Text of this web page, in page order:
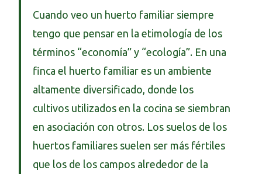
Cuando veo un huerto familiar siempre
tengo que pensar en la etimología de los
términos “economía” y “ecología”. En una
finca el huerto familiar es un ambiente
altamente diversificado, donde los
cultivos utilizados en la cocina se siembran
en asociación con otros. Los suelos de los
huertos familiares suelen ser más fértiles
que los de los campos alrededor de la